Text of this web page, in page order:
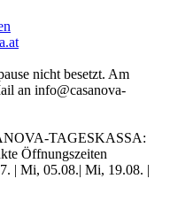
nicht besetzt. Am
an info@casanova-
TAGESKASSA:
Öffnungszeiten
| Mi, 05.08.| Mi, 19.08. |